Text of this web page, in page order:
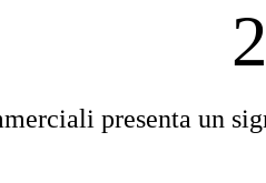
presenta un